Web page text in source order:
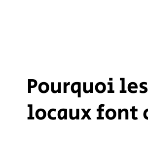
Pourquoi
locaux font